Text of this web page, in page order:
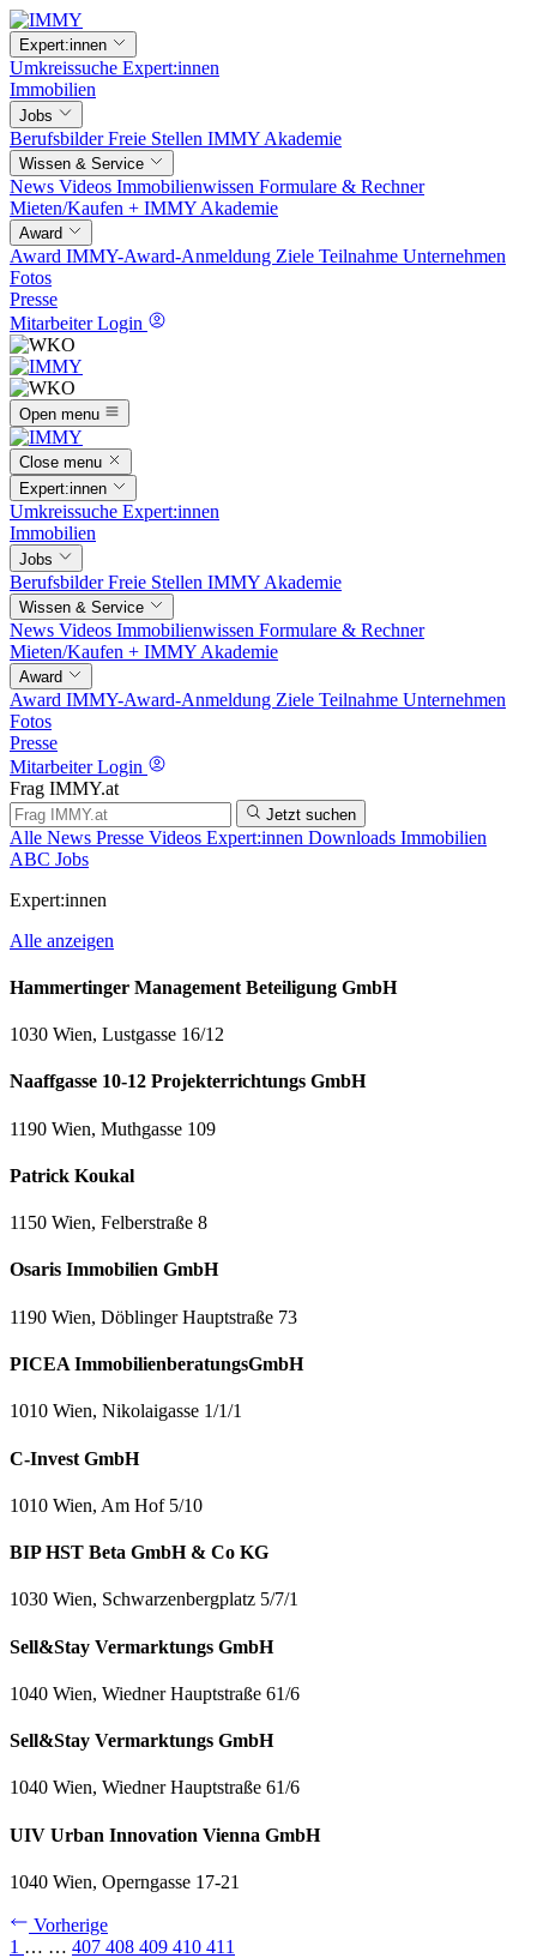
Expert:innen
Umkreissuche Expert:innen
Immobilien
Jobs
BerufsbilderFreie Stellen IMMY Akademie
Wissen & Service
News Videos Immobilienwissen Formulare & Rechner
Mieten/Kaufen + IMMY Akademie
Award
Award IMMY-Award-Anmeldung Ziele Teilnahme Unternehmen
Fotos
Presse
Mitarbeiter Login
Open menu
Close menu
Expert:innen
Umkreissuche Expert:innen
Immobilien
Jobs
BerufsbilderFreie Stellen IMMY Akademie
Wissen & Service
News Videos Immobilienwissen Formulare & Rechner
Mieten/Kaufen + IMMY Akademie
Award
Award IMMY-Award-Anmeldung Ziele Teilnahme Unternehmen
Fotos
Presse
Mitarbeiter Login
Frag IMMY.at
Jetzt suchen
Alle News Presse Videos Expert:innen Downloads Immobilien
ABC Jobs
Expert:innen
Alle anzeigen
Hammertinger Management Beteiligung GmbH
1030 Wien, Lustgasse 16/12
Naaffgasse 10-12 Projekterrichtungs GmbH
1190 Wien, Muthgasse 109
Patrick Koukal
1150 Wien, Felberstraße 8
Osaris Immobilien GmbH
1190 Wien, Döblinger Hauptstraße 73
PICEA ImmobilienberatungsGmbH
1010 Wien, Nikolaigasse 1/1/1
C-Invest GmbH
1010 Wien, Am Hof 5/10
BIP HST Beta GmbH & Co KG
1030 Wien, Schwarzenbergplatz 5/7/1
Sell&Stay Vermarktungs GmbH
1040 Wien, Wiedner Hauptstraße 61/6
Sell&Stay Vermarktungs GmbH
1040 Wien, Wiedner Hauptstraße 61/6
UIV Urban Innovation Vienna GmbH
1040 Wien, Operngasse 17-21
Vorherige
1 … … 407 408 409 410 411